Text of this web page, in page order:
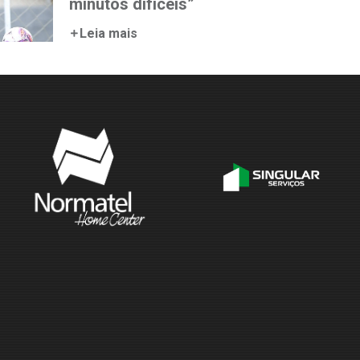
minutos difíceis”
Leia mais